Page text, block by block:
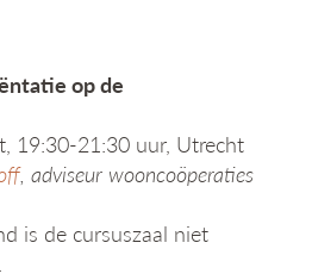
op de
19:30-21:30 uur, Utrecht
, adviseur wooncoöperaties
is de cursuszaal niet